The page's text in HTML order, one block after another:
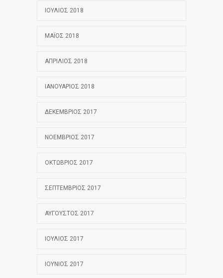
ΙΟΎΛΙΟΣ 2018
ΜΆΙΟΣ 2018
ΑΠΡΊΛΙΟΣ 2018
ΙΑΝΟΥΆΡΙΟΣ 2018
ΔΕΚΈΜΒΡΙΟΣ 2017
ΝΟΈΜΒΡΙΟΣ 2017
ΟΚΤΏΒΡΙΟΣ 2017
ΣΕΠΤΈΜΒΡΙΟΣ 2017
ΑΎΓΟΥΣΤΟΣ 2017
ΙΟΎΛΙΟΣ 2017
ΙΟΎΝΙΟΣ 2017